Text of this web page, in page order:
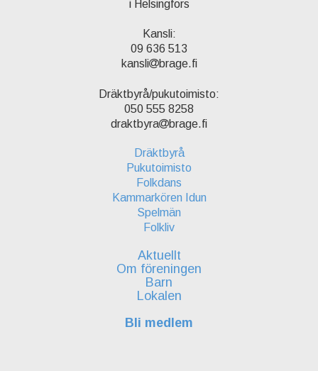
i Helsingfors
Kansli:
09 636 513
kansli
brage.fi
Dräktbyrå/pukutoimisto:
050 555 8258
draktbyra
brage.fi
Dräktbyrå
Pukutoimisto
Folkdans
Kammarkören Idun
Spelmän
Folkliv
Aktuellt
Om föreningen
Barn
Lokalen
Bli medlem